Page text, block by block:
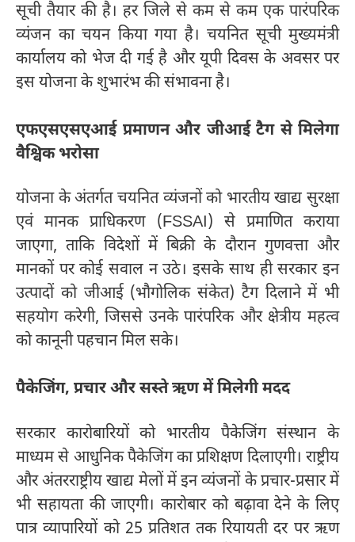
सूची तैयार की है। हर जिले से कम से कम एक पारंपरिक
व्यंजन का चयन किया गया है। चयनित सूची मुख्यमंत्री
कार्यालय को भेज दी गई है और यूपी दिवस के अवसर पर
इस योजना के शुभारंभ की संभावना है।
एफएसएसएआई प्रमाणन और जीआई टैग से मिलेगा
वैश्विक भरोसा
योजना के अंतर्गत चयनित व्यंजनों को भारतीय खाद्य सुरक्षा
एवं मानक प्राधिकरण (FSSAI) से प्रमाणित कराया
जाएगा, ताकि विदेशों में बिक्री के दौरान गुणवत्ता और
मानकों पर कोई सवाल न उठे। इसके साथ ही सरकार इन
उत्पादों को जीआई (भौगोलिक संकेत) टैग दिलाने में भी
सहयोग करेगी, जिससे उनके पारंपरिक और क्षेत्रीय महत्व
को कानूनी पहचान मिल सके।
पैकेजिंग, प्रचार और सस्ते ऋण में मिलेगी मदद
सरकार कारोबारियों को भारतीय पैकेजिंग संस्थान के
माध्यम से आधुनिक पैकेजिंग का प्रशिक्षण दिलाएगी। राष्ट्रीय
और अंतरराष्ट्रीय खाद्य मेलों में इन व्यंजनों के प्रचार-प्रसार में
भी सहायता की जाएगी। कारोबार को बढ़ावा देने के लिए
पात्र व्यापारियों को 25 प्रतिशत तक रियायती दर पर ऋण